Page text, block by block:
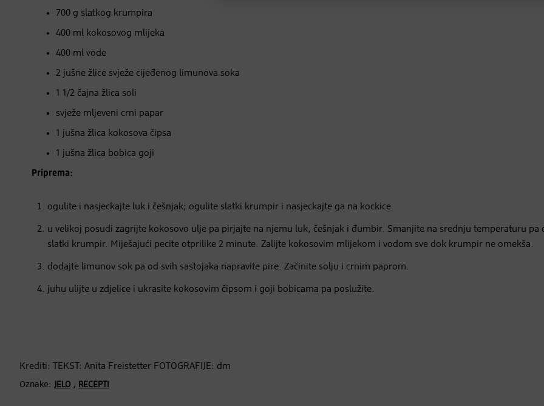
700 g slatkog krumpira
400 ml kokosovog mlijeka
400 ml vode
2 jušne žlice svježe cijeđenog limunova soka
1 1/2 čajna žlica soli
svježe mljeveni crni papar
1 jušna žlica kokosova čipsa
1 jušna žlica bobica goji
Priprema:
ogulite i nasjeckajte luk i češnjak; ogulite slatki krumpir i nasjeckajte ga na kockice.
u velikoj posudi zagrijte kokosovo ulje pa pirjajte na njemu luk, češnjak i đumbir. Smanjite na srednju temperaturu pa
slatki krumpir. Miješajući pecite otprilike 2 minute. Zalijte kokosovim mlijekom i vodom sve dok krumpir ne omekša.
dodajte limunov sok pa od svih sastojaka napravite pire. Začinite solju i crnim paprom.
juhu ulijte u zdjelice i ukrasite kokosovim čipsom i goji bobicama pa poslužite.
Krediti: TEKST: Anita Freistetter FOTOGRAFIJE: dm
Oznake: JELO , RECEPTI